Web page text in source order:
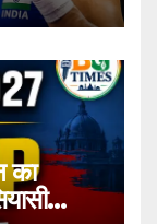
का